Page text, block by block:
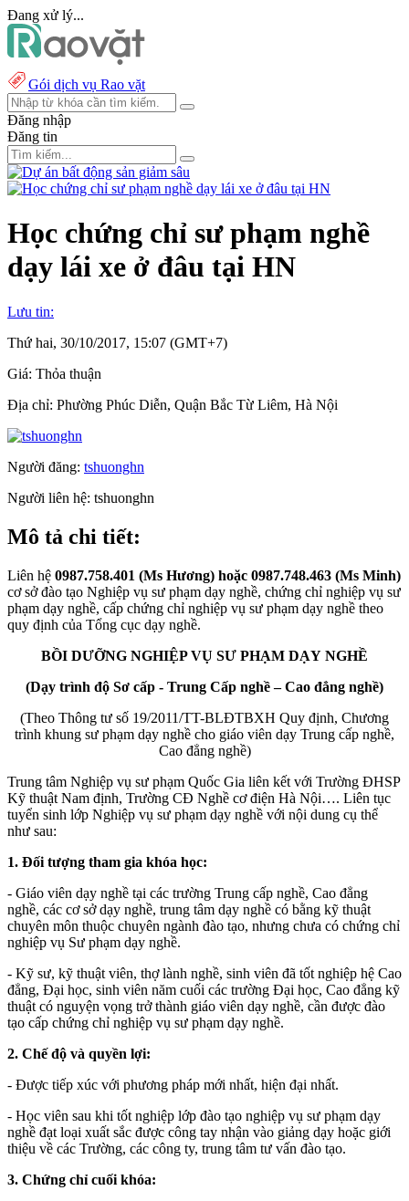
Đang xử lý...
Gói dịch vụ Rao vặt
Đăng nhập
Đăng tin
Học chứng chỉ sư phạm nghề
dạy lái xe ở đâu tại HN
Lưu tin:
Thứ hai, 30/10/2017, 15:07 (GMT+7)
Giá: Thỏa thuận
Địa chỉ: Phường Phúc Diễn, Quận Bắc Từ Liêm, Hà Nội
Người đăng: tshuonghn
Người liên hệ: tshuonghn
Mô tả chi tiết:
Liên hệ 0987.758.401 (Ms Hương) hoặc 0987.748.463 (Ms Minh)
cơ sở đào tạo Nghiệp vụ sư phạm dạy nghề, chứng chỉ nghiệp vụ sư
phạm dạy nghề, cấp chứng chỉ nghiệp vụ sư phạm dạy nghề theo
quy định của Tổng cục dạy nghề.
BỒI DƯỠNG NGHIỆP VỤ SƯ PHẠM DẠY NGHỀ
(Dạy trình độ Sơ cấp - Trung Cấp nghề – Cao đẳng nghề)
(Theo Thông tư số 19/2011/TT-BLĐTBXH Quy định, Chương
trình khung sư phạm dạy nghề cho giáo viên dạy Trung cấp nghề,
Cao đẳng nghề)
Trung tâm Nghiệp vụ sư phạm Quốc Gia liên kết với Trường ĐHSP
Kỹ thuật Nam định, Trường CĐ Nghề cơ điện Hà Nội…. Liên tục
tuyển sinh lớp Nghiệp vụ sư phạm dạy nghề với nội dung cụ thể
như sau:
1. Đối tượng tham gia khóa học:
- Giáo viên dạy nghề tại các trường Trung cấp nghề, Cao đẳng
nghề, các cơ sở dạy nghề, trung tâm dạy nghề có bằng kỹ thuật
chuyên môn thuộc chuyên ngành đào tạo, nhưng chưa có chứng chỉ
nghiệp vụ Sư phạm dạy nghề.
- Kỹ sư, kỹ thuật viên, thợ lành nghề, sinh viên đã tốt nghiệp hệ Cao
đẳng, Đại học, sinh viên năm cuối các trường Đại học, Cao đẳng kỹ
thuật có nguyện vọng trở thành giáo viên dạy nghề, cần được đào
tạo cấp chứng chỉ nghiệp vụ sư phạm dạy nghề.
2. Chế độ và quyền lợi:
- Được tiếp xúc với phương pháp mới nhất, hiện đại nhất.
- Học viên sau khi tốt nghiệp lớp đào tạo nghiệp vụ sư phạm dạy
nghề đạt loại xuất sắc được công tay nhận vào giảng dạy hoặc giới
thiệu về các Trường, các công ty, trung tâm tư vấn đào tạo.
3. Chứng chỉ cuối khóa: